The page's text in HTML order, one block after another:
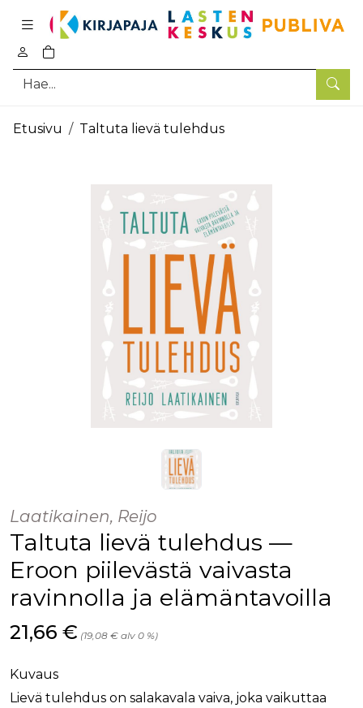
Hae
0
tuotetta ostoskorissa
Pääsisältö
Etusivu Taltuta lievä tulehdus
Laatikainen, Reijo
Taltuta lievä tulehdus —
Eroon piilevästä vaivasta
ravinnolla ja elämäntavoilla
Hinta nyt
21,66 € (19,08 € alv 0 %)
Kuvaus
Lievä tulehdus on salakavala vaiva, joka vaikuttaa